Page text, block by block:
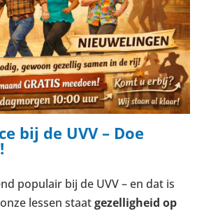
bij de UVV – Doe
populair bij de UVV – en dat is
lessen staatgezelligheid op